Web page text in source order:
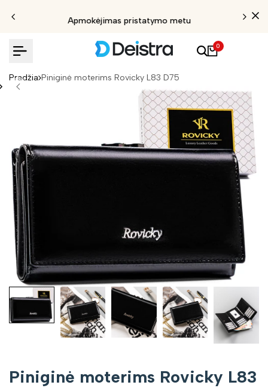
Apmokėjimas pristatymo metu
0
Pradžia Piniginė moterims Rovicky L83 D75
Piniginė moterims Rovicky L83